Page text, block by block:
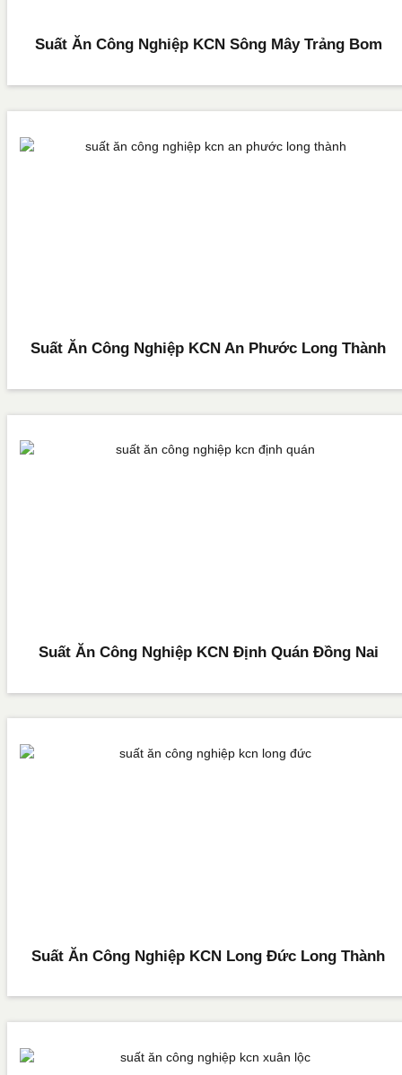
Suất Ăn Công Nghiệp KCN Sông Mây Trảng Bom
Suất Ăn Công Nghiệp KCN An Phước Long Thành
Suất Ăn Công Nghiệp KCN Định Quán Đồng Nai
Suất Ăn Công Nghiệp KCN Long Đức Long Thành